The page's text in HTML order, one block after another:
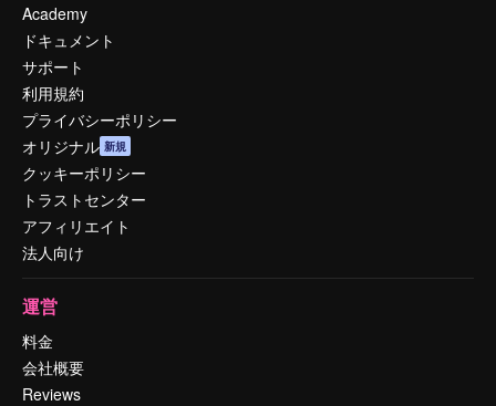
Academy
ドキュメント
サポート
利用規約
プライバシーポリシー
オリジナル 新規
クッキーポリシー
トラストセンター
アフィリエイト
法人向け
運営
料金
会社概要
Reviews